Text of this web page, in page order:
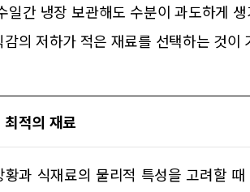
일간 냉장 보관해도 수분이 과도하게
감의 저하가 적은 재료를 선택하는 것이
최적의 재료
황과 식재료의 물리적 특성을 고려할